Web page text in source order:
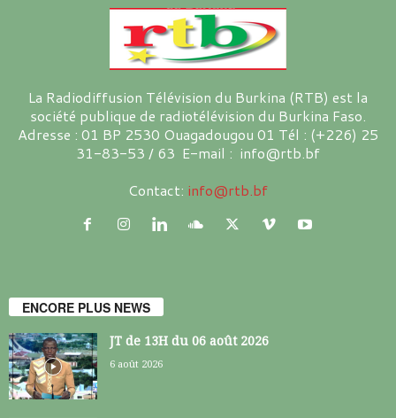
La Radiodiffusion Télévision du Burkina (RTB) est la
société publique de radiotélévision du Burkina Faso.
Adresse : 01 BP 2530 Ouagadougou 01 Tél : (+226) 25
31-83-53 / 63 E-mail : info@rtb.bf
Contact: info@rtb.bf
ENCORE PLUS NEWS
JT de 13H du 06 août 2026
6 août 2026